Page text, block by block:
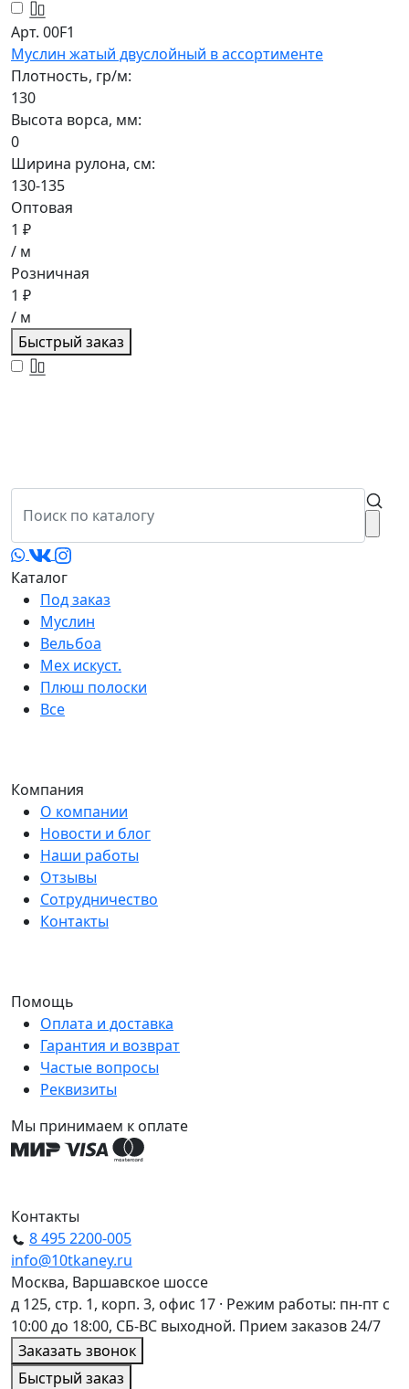
Арт. 00F1
Муслин жатый двуслойный в ассортименте
Плотность, гр/м:
130
Высота ворса, мм:
0
Ширина рулона, см:
130-135
Оптовая
1 ₽
/ м
Розничная
1 ₽
/ м
Быстрый заказ
Каталог
Под заказ
Муслин
Вельбоа
Мех искуст.
Плюш полоски
Все
Компания
О компании
Новости и блог
Наши работы
Отзывы
Сотрудничество
Контакты
Помощь
Оплата и доставка
Гарантия и возврат
Частые вопросы
Реквизиты
Мы принимаем к оплате
Контакты
8 495 2200-005
info@10tkaney.ru
Москва, Варшавское шоссе
д 125, стр. 1, корп. 3, офис 17 · Режим работы: пн-пт с
10:00 до 18:00, СБ-ВС выходной. Прием заказов 24/7
Заказать звонок
Быстрый заказ